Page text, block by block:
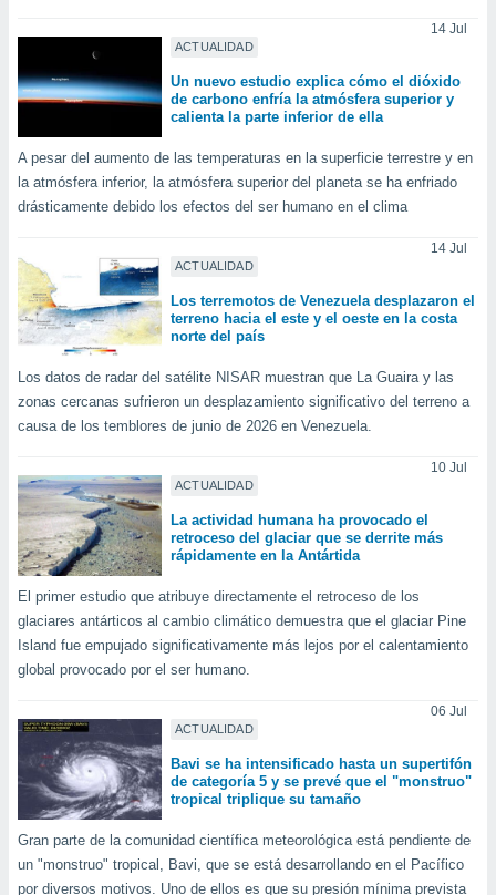
únicos
como
este sitio
traten tus
en
a lo que
u
datos
momento
en
en
de
o acceder
datos
ACTUALIDAD
14 Jul
Un nuevo estudio explica cómo el dióxido
de carbono enfría la atmósfera superior y
calienta la parte inferior de ella
A pesar del aumento de las temperaturas en la superficie terrestre y en
la atmósfera inferior, la atmósfera superior del planeta se ha enfriado
drásticamente debido los efectos del ser humano en el clima
ACTUALIDAD
14 Jul
Los terremotos de Venezuela desplazaron el
terreno hacia el este y el oeste en la costa
norte del país
Los datos de radar del satélite NISAR muestran que La Guaira y las
zonas cercanas sufrieron un desplazamiento significativo del terreno a
causa de los temblores de junio de 2026 en Venezuela.
ACTUALIDAD
10 Jul
La actividad humana ha provocado el
retroceso del glaciar que se derrite más
rápidamente en la Antártida
El primer estudio que atribuye directamente el retroceso de los
glaciares antárticos al cambio climático demuestra que el glaciar Pine
Island fue empujado significativamente más lejos por el calentamiento
global provocado por el ser humano.
ACTUALIDAD
06 Jul
Bavi se ha intensificado hasta un supertifón
de categoría 5 y se prevé que el "monstruo"
tropical triplique su tamaño
Gran parte de la comunidad científica meteorológica está pendiente de
un "monstruo" tropical, Bavi, que se está desarrollando en el Pacífico
por diversos motivos. Uno de ellos es que su presión mínima prevista